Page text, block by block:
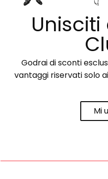
Godrai di sconti
vantaggi riservati solo
Mi